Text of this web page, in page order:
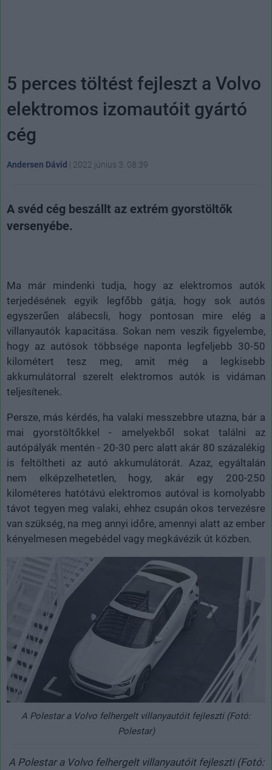
5 perces töltést fejleszt a Volvo
elektromos izomautóit gyártó
cég
Andersen Dávid | 2022 június 3. 08:39
A svéd cég beszállt az extrém gyorstöltők
versenyébe.
Ma már mindenki tudja, hogy az elektromos autók
terjedésének egyik legfőbb gátja, hogy sok autós
egyszerűen alábecsli, hogy pontosan mire elég a
villanyautók kapacitása. Sokan nem veszik figyelembe,
hogy az autósok többsége naponta legfeljebb 30-50
kilométert tesz meg, amit még a legkisebb
akkumulátorral szerelt elektromos autók is vidáman
teljesítenek.
Persze, más kérdés, ha valaki messzebbre utazna, bár a
mai gyorstöltőkkel - amelyekből sokat találni az
autópályák mentén - 20-30 perc alatt akár 80 százalékig
is feltöltheti az autó akkumulátorát. Azaz, egyáltalán
nem elképzelhetetlen, hogy, akár egy 200-250
kilométeres hatótávú elektromos autóval is komolyabb
távot tegyen meg valaki, ehhez csupán okos tervezésre
van szükség, na meg annyi időre, amennyi alatt az ember
kényelmesen megebédel vagy megkávézik út közben.
A Polestar a Volvo felhergelt villanyautóit fejleszti (Fotó:
Polestar)
A Polestar a Volvo felhergelt villanyautóit fejleszti (Fotó: